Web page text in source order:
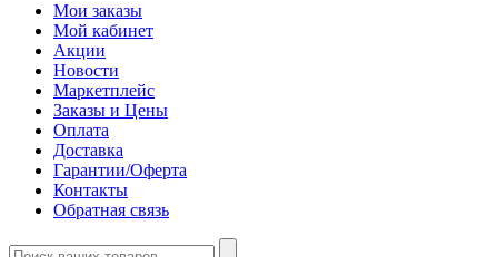
Мои заказы
Мой кабинет
Акции
Новости
Маркетплейс
Заказы и Цены
Оплата
Доставка
Гарантии/Оферта
Контакты
Обратная связь